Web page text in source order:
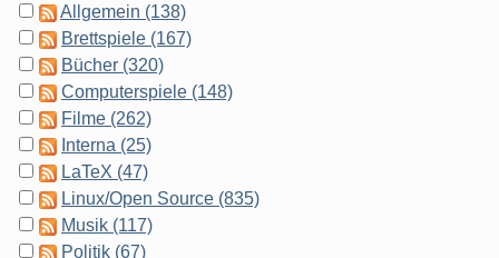
Allgemein (138)
Brettspiele (167)
Bücher (320)
Computerspiele (148)
Filme (262)
Interna (25)
LaTeX (47)
Linux/Open Source (835)
Musik (117)
Politik (67)